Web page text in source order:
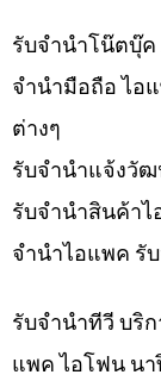
รับจำนำโน๊ตบุ๊ค
จำนำมือถือ ไอ
ต่างๆ
รับจํานําแจ้งวัฒ
รับจำนำสินค้า
จำนำไอแพค รั
รับจำนำทีวี บริ
แพค ไอโฟน น